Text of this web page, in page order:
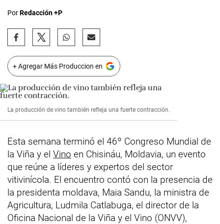
PorRedacción +P
+ Agregar Más Produccion en
La producción de vino también refleja una fuerte contracción.
Esta semana terminó el 46º Congreso Mundial de
la Viña y el Vino en Chisináu, Moldavia, un evento
que reúne a líderes y expertos del sector
vitivinícola. El encuentro contó con la presencia de
la presidenta moldava, Maia Sandu, la ministra de
Agricultura, Ludmila Catlabuga, el director de la
Oficina Nacional de la Viña y el Vino (ONVV),